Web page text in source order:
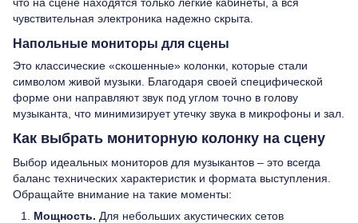
что на сцене находятся только легкие кабинеты, а вся
чувствительная электроника надежно скрыта.
Напольные мониторы для сцены
Это классические «скошенные» колонки, которые стали
символом живой музыки. Благодаря своей специфической
форме они направляют звук под углом точно в голову
музыканта, что минимизирует утечку звука в микрофоны и зал.
Как выбрать мониторную колонку на сцену
Выбор идеальных мониторов для музыкантов – это всегда
баланс технических характеристик и формата выступления.
Обращайте внимание на такие моменты:
Мощность. Для небольших акустических сетов